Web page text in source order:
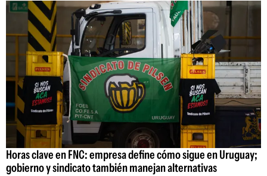
Horas clave en FNC: empresa define cómo sigue en Uruguay;
gobierno y sindicato también manejan alternativas